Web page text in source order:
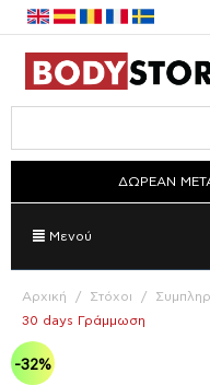
ΔΩΡΕΑΝ
Μενού
Αρχική / Στόχοι /
30 days Γράμμωση
-32%